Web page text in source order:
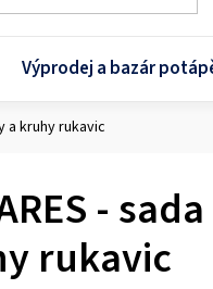
Výprodej a bazár
a kruhy rukavic
-
rukavic